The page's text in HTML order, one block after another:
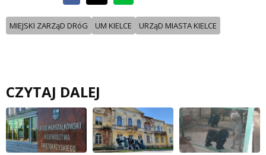
MIEJSKI ZARZąD DRóG UM KIELCE URZąD MIASTA KIELCE
CZYTAJ DALEJ